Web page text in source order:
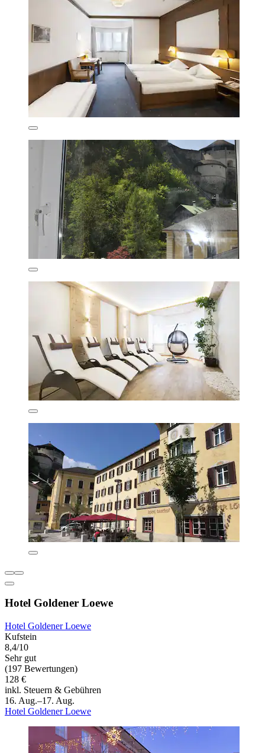
Hotel Goldener Loewe
Hotel Goldener Loewe
Kufstein
8,4/10
Sehr gut
(197 Bewertungen)
128 €
inkl. Steuern & Gebühren
16. Aug.–17. Aug.
Hotel Goldener Loewe